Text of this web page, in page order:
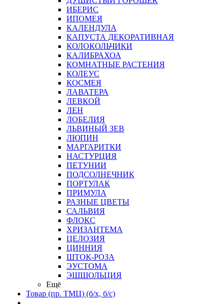
ИБЕРИС
ИПОМЕЯ
КАЛЕНДУЛА
КАПУСТА ДЕКОРАТИВНАЯ
КОЛОКОЛЬЧИКИ
КАЛИБРАХОА
КОМНАТНЫЕ РАСТЕНИЯ
КОЛЕУС
КОСМЕЯ
ЛАВАТЕРА
ЛЕВКОЙ
ЛЕН
ЛОБЕЛИЯ
ЛЬВИНЫЙ ЗЕВ
ЛЮПИН
МАРГАРИТКИ
НАСТУРЦИЯ
ПЕТУНИИ
ПОДСОЛНЕЧНИК
ПОРТУЛАК
ПРИМУЛА
РАЗНЫЕ ЦВЕТЫ
САЛЬВИЯ
ФЛОКС
ХРИЗАНТЕМА
ЦЕЛОЗИЯ
ЦИННИЯ
ШТОК-РОЗА
ЭУСТОМА
ЭШШОЛЬЦИЯ
Ещё
Товар (пр. ТМЦ) (б/х, б/с)